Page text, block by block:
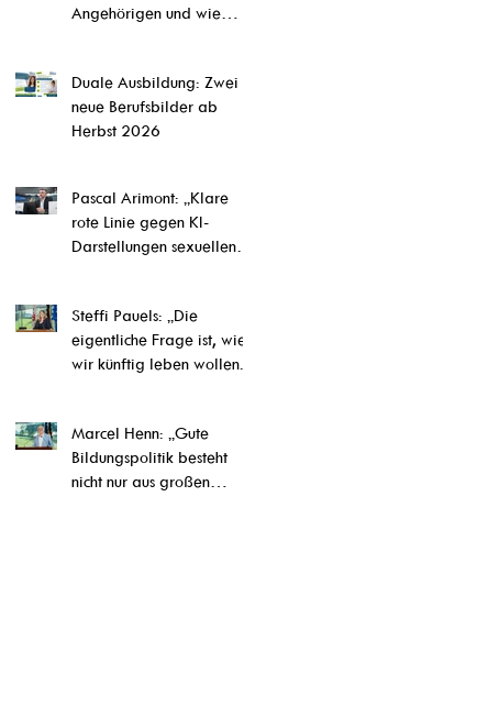
Angehörigen und wie
Duale Ausbildung: Zwei
neue Berufsbilder ab
Herbst 2026
Pascal Arimont: „Klare
rote Linie gegen KI-
Darstellungen sexuellen
Steffi Pauels: „Die
eigentliche Frage ist, wie
wir künftig leben wollen.“
Marcel Henn: „Gute
Bildungspolitik besteht
nicht nur aus großen